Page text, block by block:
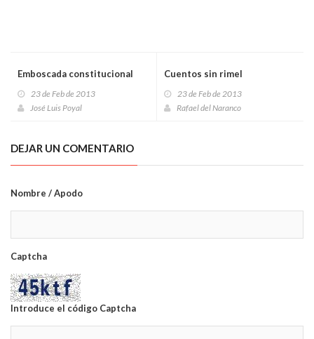
Emboscada constitucional
23 de Feb de 2013
José Luis Poyal
Cuentos sin rimel
23 de Feb de 2013
Rafael del Naranco
DEJAR UN COMENTARIO
Nombre / Apodo
Captcha
Introduce el código Captcha